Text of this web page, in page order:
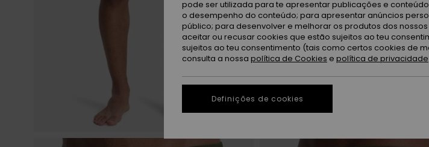
pode ser utilizada para te apresentar publicações e
o desempenho do conteúdo; para apresentar anúncios
público; para desenvolver e melhorar os produtos dos
aceitar ou recusar cookies que estão sujeitos ao teu
sujeitos ao teu consentimento (tais como certos cookies de
consulta a nossa política de Cookies e política de privacidade
Definições de cookies